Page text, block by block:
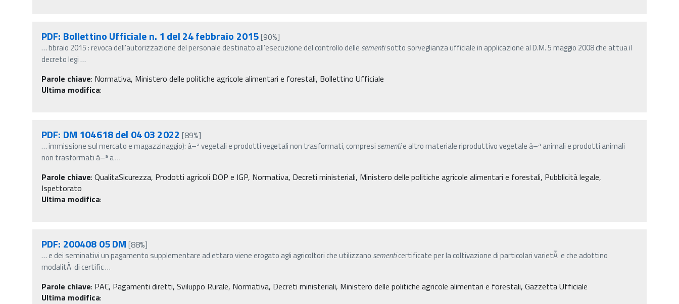
PDF: Bollettino Ufficiale n. 1 del 24 febbraio 2015[90%]
…bbraio 2015 : revoca dell'autorizzazione del personale destinato all'esecuzione del controllo delle sementisotto sorveglianza ufficiale in applicazione al D.M. 5 maggio 2008 che attua il
decreto legi…
Parole chiave: Normativa, Ministero delle politiche agricole alimentari e forestali, Bollettino Ufficiale
Ultima modifica:
PDF: DM 104618 del 04 03 2022 [89%]
…immissione sul mercato e magazzinaggio): â–ª vegetali e prodotti vegetali non trasformati, compresi sementie altro materiale riproduttivo vegetale â–ª animali e prodotti animali
non trasformati â–ª a…
Parole chiave: QualitaSicurezza, Prodotti agricoli DOP e IGP, Normativa, Decreti ministeriali, Ministero delle politiche agricole alimentari e forestali, Pubblicità legale,
Ispettorato
Ultima modifica:
PDF: 200408 05 DM [88%]
… e dei seminativi un pagamento supplementare ad ettaro viene erogato agli agricoltori che utilizzano sementicertificate per la coltivazione di particolari varietÃ e che adottino
modalitÃ di certific…
Parole chiave: PAC, Pagamenti diretti, Sviluppo Rurale, Normativa, Decreti ministeriali, Ministero delle politiche agricole alimentari e forestali, Gazzetta Ufficiale
Ultima modifica: